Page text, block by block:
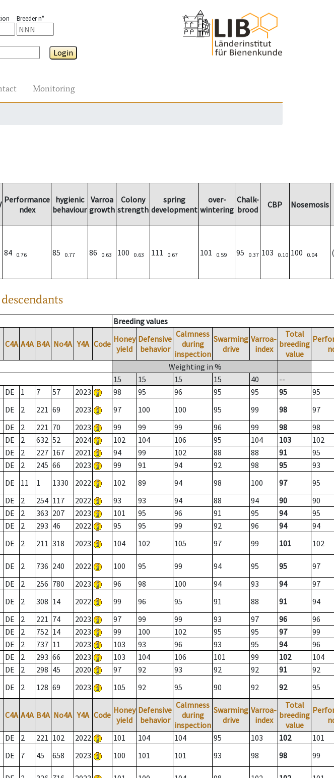
Breeder n°
Login
Monitoring
Performance
ndex
hygienic
behaviour
Varroa
growth
Colony
strength
spring
development
over-
wintering
Chalk-
brood
CBP Nosemosis
84 0.76 85 0.77 86 0.63 100 0.63 111 0.67 101 0.59 95 0.37 103 0.10 100 0.04
Breeding values
C4A A4A B4A No4A Y4A Code Honey
yield
Defensive
behavior
Calmness
during
inspection
Swarming
drive
Varroa-
index
Total
breeding
value
Weighting in %
15
15 15 15 40
--
DE 1 7 57 2023 98 95 96 95 95 95
95
DE 2 221 69 2023 97 100 100 95 99 98
97
DE 2 221 70 2023 99 99 99 96 99 98
98
DE 2 632 52 2024 102 104 106 95 104 103
102
DE 2 227 167 2021 94 99 102 88 88 91
95
DE 2 245 66 2023 99 91 94 92 98 95
93
DE 11 1 1330 2022 102 89 94 98 100 97
95
DE 2 254 117 2022 93 93 94 88 94 90
90
DE 2 363 207 2023 101 95 96 91 95 94
95
DE 2 293 46 2022 95 95 99 92 96 94
94
DE 2 211 318 2023 104 102 105 97 99 101 102
DE 2 736 240 2022 100 95 99 94 95 95
97
DE 2 256 780 2023 96 98 100 94 93 94
97
DE 2 308 14 2022 99 96 95 91 88 91
94
DE 2 221 74 2023 97 99 99 93 97 96
96
DE 2 752 14 2023 99 100 102 95 95 97
99
DE 2 737 11 2023 103 93 96 93 95 94
96
DE 2 293 66 2023 103 104 106 101 99 102
104
DE 2 298 45 2020 97 92 93 92 92 91
92
DE 2 128 69 2023 105 92 95 90 92 92 95
C4A A4A B4A No4A Y4A Code Honey
yield
Defensive
behavior
Calmness
during
inspection
Swarming
drive
Varroa-
index
Total
breeding
value
DE 2 221 102 2022 101 104 104 95 103 102
101
DE 7 45 658 2023 100 101 101 93 98 98 99